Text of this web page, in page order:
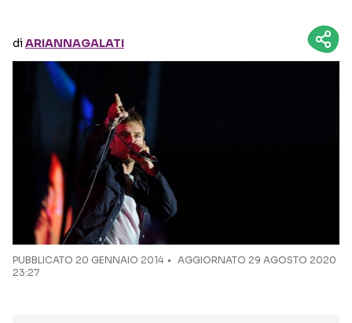
diARIANNAGALATI
PUBBLICATO 20 GENNAIO 2014
AGGIORNATO 29 AGOSTO 2020
23:27